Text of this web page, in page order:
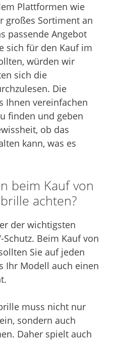
Plattformen wie
großes Sortiment an
passende Angebot
sich für den Kauf im
würden wir
sich die
Die
Ihnen vereinfachen
finden und geben
ob das
kann, was es
beim Kauf von
achten?
der wichtigsten
Beim Kauf von
Sie auf jeden
Ihr Modell auch einen
muss nicht nur
sondern auch
Daher spielt auch